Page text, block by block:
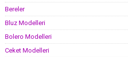
Bereler
Bluz Modelleri
Bolero Modelleri
Ceket Modelleri